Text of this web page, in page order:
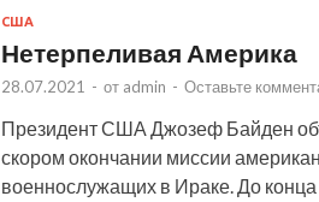
США
Нетерпеливая Америка
28.07.2021 - от admin - Оставьте
Президент США Джозеф Байден
скором окончании миссии
военнослужащих в Ираке. До конца